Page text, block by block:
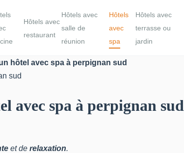
Hôtels avec
restaurant
Hôtels avec
salle de
réunion
Hôtels
avec
spa
Hôtels avec
terrasse ou
jardin
hôtel avec spa à perpignan sud
avec spa à perpignan sud
et de relaxation.